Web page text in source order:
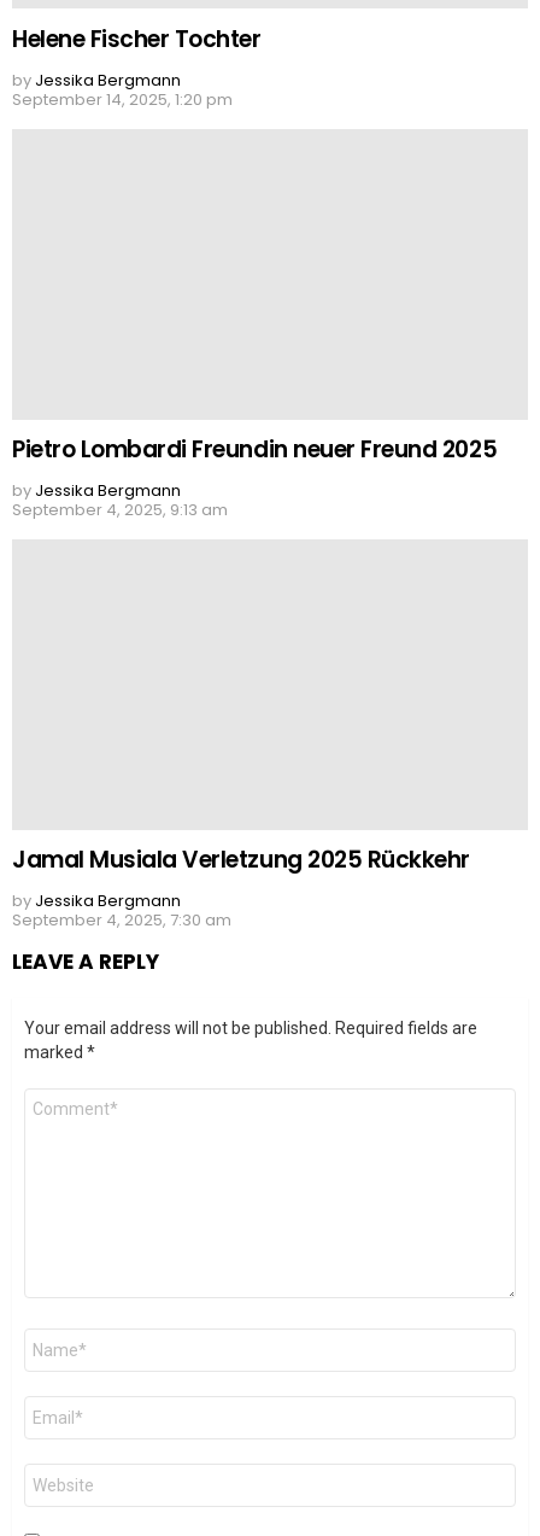
Helene Fischer Tochter
by Jessika Bergmann
September 14, 2025, 1:20 pm
Pietro Lombardi Freundin neuer Freund 2025
by Jessika Bergmann
September 4, 2025, 9:13 am
Jamal Musiala Verletzung 2025 Rückkehr
by Jessika Bergmann
September 4, 2025, 7:30 am
LEAVE A REPLY
Your email address will not be published.
Required fields are
marked *
Comment
Name
Email
Website